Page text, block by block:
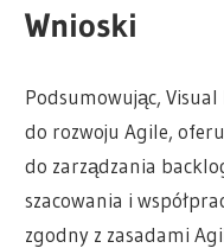
Wnioski
Podsumowując,
do rozwoju Agile,
do zarządzania
szacowania i
zgodny z zasadami